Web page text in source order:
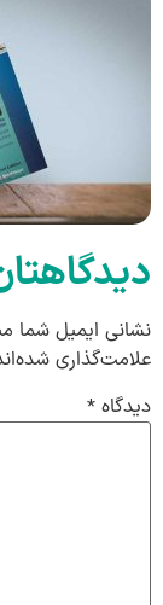
نشانی ایمیل شما
علامت‌گذاری
دیدگاه *